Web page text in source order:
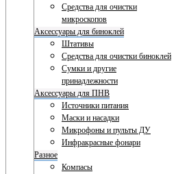
Средства для очистки
микроскопов
Аксессуары для биноклей
Штативы
Средства для очистки биноклей
Сумки и другие
принадлежности
Аксессуары для ПНВ
Источники питания
Маски и насадки
Микрофоны и пульты ДУ
Инфракрасные фонари
Разное
Компасы